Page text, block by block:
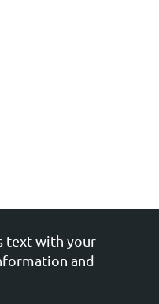
text with your
and